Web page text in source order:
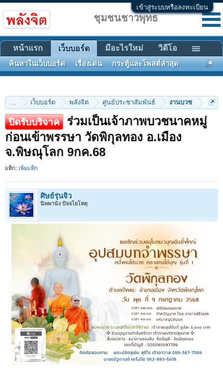
เข้าสู่ระบบหรือลงทะเบียน
... เว็บบอร์ด พลังจิต ศูนย์ประชาสัมพันธ์ งานบวช
ปิดรับบริจาค
ร่วมเป็นเจ้าภาพบวชนาคหมู่
ก่อนเข้าพรรษา วัดพิกุลทอง อ.เมือง
จ.พิษณุโลก 9กค.68
แท็ก: เพิ่มแท็ก
ศิษย์รุ่นจิ๋ว
นิพพานัง ปัจจโยโหตุ
ชุมชนชาวพุทธ
หน้าแรก เว็บบอร์ด
ค้นหาในเว็บบอร์ด เรื่องเด่น กระทู้และโพสต์ล่าสุด
มีอะไรใหม่ วิดีโอ